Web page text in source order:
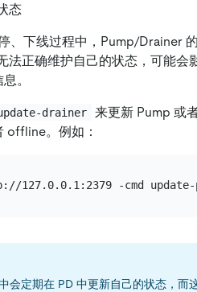
态
、下线过程中，Pump/Drainer
法正确维护自己的状态，可能会
。
drainer
来更新 Pump 或
offline。例如：
会定期在 PD 中更新自己的状态，而